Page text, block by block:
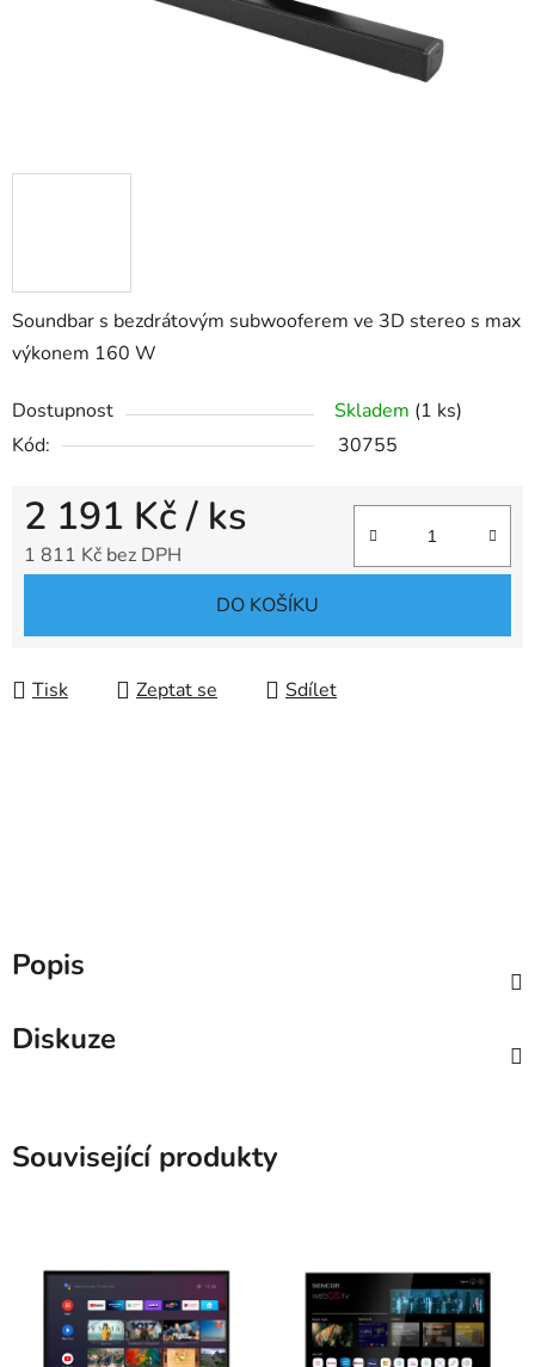
Soundbar s bezdrátovým subwooferem ve 3D stereo s max
výkonem 160 W
Dostupnost Skladem (1 ks)
Kód:
30755
2 191 Kč/ ks
1 811 Kč bez DPH
DO KOŠÍKU
Tisk Zeptat se Sdílet
Popis
Diskuze
Související produkty